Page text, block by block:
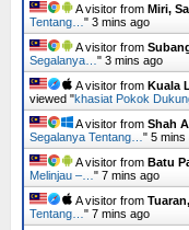
A visitor from Miri,
Tentang… " 3 mins ago
A visitor from
Segalanya… " 3 mins ago
A visitor from Kuala
viewed "khasiat Pokok
A visitor from Shah
Segalanya Tentang… " 5 mins
A visitor from Batu
Melinjau –… " 7 mins ago
A visitor from
Tentang… " 7 mins ago